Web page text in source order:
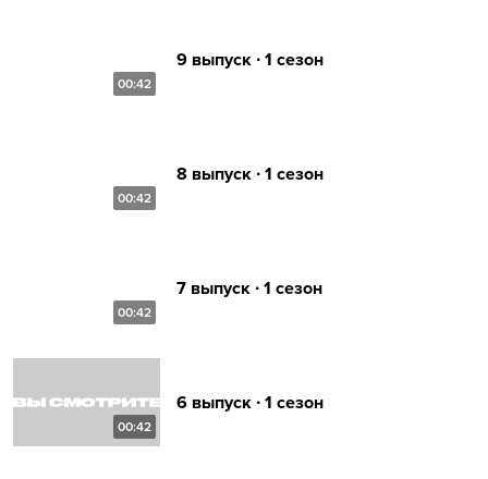
00:42
9 выпуск ∙ 1 сезон
00:42
8 выпуск ∙ 1 сезон
00:42
7 выпуск ∙ 1 сезон
00:42
6 выпуск ∙ 1 сезон